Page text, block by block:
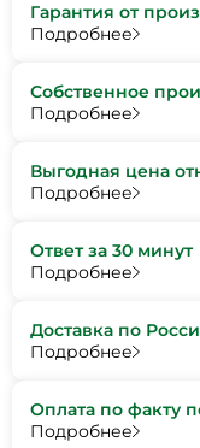
Гарантия от
Подробнее
Собственное
Подробнее
Выгодная цена
Подробнее
Ответ за 30 минут
Подробнее
Доставка по
Подробнее
Оплата по факту
Подробнее